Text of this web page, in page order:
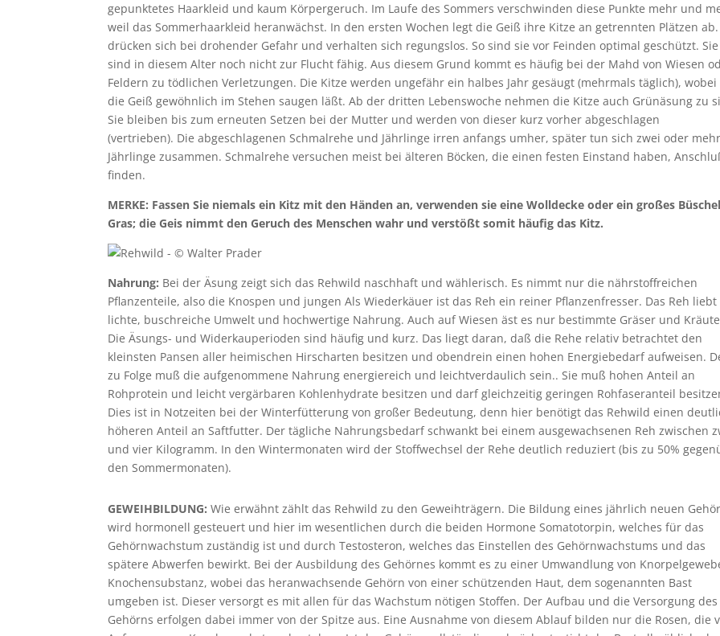
gepunktetes Haarkleid und kaum Körpergeruch. Im Laufe des Sommers verschwinden diese Punkte mehr und
weil das Sommerhaarkleid heranwächst. In den ersten Wochen legt die Geiß ihre Kitze an getrennten Plätzen ab.
drücken sich bei drohender Gefahr und verhalten sich regungslos. So sind sie vor Feinden optimal geschützt. Sie
sind in diesem Alter noch nicht zur Flucht fähig. Aus diesem Grund kommt es häufig bei der Mahd von Wiesen
Feldern zu tödlichen Verletzungen. Die Kitze werden ungefähr ein halbes Jahr gesäugt (mehrmals täglich), wobei
die Geiß gewöhnlich im Stehen saugen läßt. Ab der dritten Lebenswoche nehmen die Kitze auch Grünäsung zu
Sie bleiben bis zum erneuten Setzen bei der Mutter und werden von dieser kurz vorher abgeschlagen
(vertrieben). Die abgeschlagenen Schmalrehe und Jährlinge irren anfangs umher, später tun sich zwei oder
Jährlinge zusammen. Schmalrehe versuchen meist bei älteren Böcken, die einen festen Einstand haben,
finden.
MERKE: Fassen Sie niemals ein Kitz mit den Händen an, verwenden sie eine Wolldecke oder ein großes Büschel
Gras; die Geis nimmt den Geruch des Menschen wahr und verstößt somit häufig das Kitz.
Nahrung: Bei der Äsung zeigt sich das Rehwild naschhaft und wählerisch. Es nimmt nur die nährstoffreichen
Pflanzenteile, also die Knospen und jungen Als Wiederkäuer ist das Reh ein reiner Pflanzenfresser. Das Reh liebt
lichte, buschreiche Umwelt und hochwertige Nahrung. Auch auf Wiesen äst es nur bestimmte Gräser und
Die Äsungs- und Widerkauperioden sind häufig und kurz. Das liegt daran, daß die Rehe relativ betrachtet den
kleinsten Pansen aller heimischen Hirscharten besitzen und obendrein einen hohen Energiebedarf aufweisen.
zu Folge muß die aufgenommene Nahrung energiereich und leichtverdaulich sein.. Sie muß hohen Anteil an
Rohprotein und leicht vergärbaren Kohlenhydrate besitzen und darf gleichzeitig geringen Rohfaseranteil
Dies ist in Notzeiten bei der Winterfütterung von großer Bedeutung, denn hier benötigt das Rehwild einen
höheren Anteil an Saftfutter. Der tägliche Nahrungsbedarf schwankt bei einem ausgewachsenen Reh zwischen
und vier Kilogramm. In den Wintermonaten wird der Stoffwechsel der Rehe deutlich reduziert (bis zu 50%
den Sommermonaten).
GEWEIHBILDUNG: Wie erwähnt zählt das Rehwild zu den Geweihträgern. Die Bildung eines jährlich neuen
wird hormonell gesteuert und hier im wesentlichen durch die beiden Hormone Somatotorpin, welches für das
Gehörnwachstum zuständig ist und durch Testosteron, welches das Einstellen des Gehörnwachstums und das
spätere Abwerfen bewirkt. Bei der Ausbildung des Gehörnes kommt es zu einer Umwandlung von
Knochensubstanz, wobei das heranwachsende Gehörn von einer schützenden Haut, dem sogenannten Bast
umgeben ist. Dieser versorgt es mit allen für das Wachstum nötigen Stoffen. Der Aufbau und die Versorgung des
Gehörns erfolgen dabei immer von der Spitze aus. Eine Ausnahme von diesem Ablauf bilden nur die Rosen, die